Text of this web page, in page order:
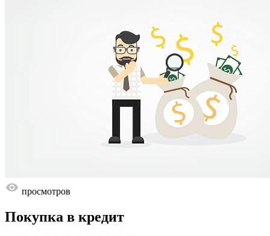
просмотров
Покупка в кредит